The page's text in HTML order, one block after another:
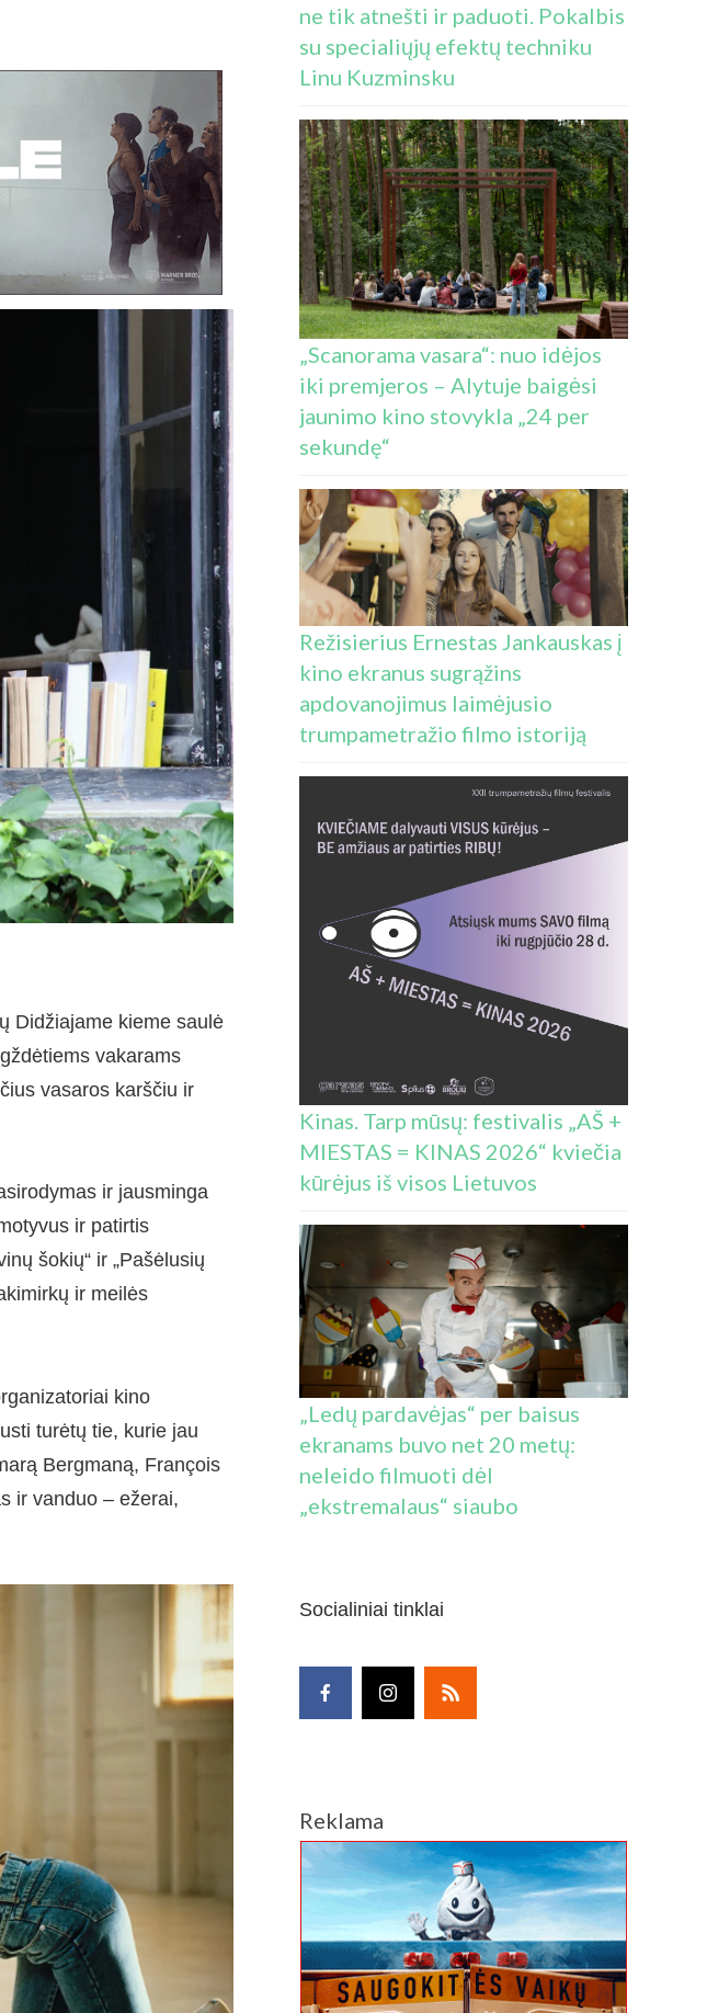
Didžiajame kieme saulė
vakarams
vasaros karščiu ir
ir jausminga
ir patirtis
šokių“ ir „Pašėlusių
ir meilės
kino
turėtų tie, kurie jau
Bergmaną, François
ir vanduo – ežerai,
ne tik atnešti ir paduoti. Pokalbis
su specialiųjų efektų techniku
Linu Kuzminsku
„Scanorama vasara“: nuo idėjos
iki premjeros – Alytuje baigėsi
jaunimo kino stovykla „24 per
sekundę“
Režisierius Ernestas Jankauskas į
kino ekranus sugrąžins
apdovanojimus laimėjusio
trumpametražio filmo istoriją
Kinas. Tarp mūsų: festivalis „AŠ +
MIESTAS = KINAS 2026“ kviečia
kūrėjus iš visos Lietuvos
„Ledų pardavėjas“ per baisus
ekranams buvo net 20 metų:
neleido filmuoti dėl
„ekstremalaus“ siaubo
Socialiniai tinklai
Reklama